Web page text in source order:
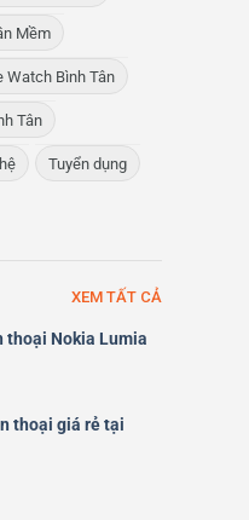
Mềm
Watch Bình Tân
Tân
Tuyển dụng
XEM TẤT CẢ
thoại Nokia Lumia
thoại giá rẻ tại